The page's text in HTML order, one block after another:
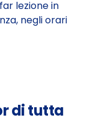
lezione in
negli orari
di tutta